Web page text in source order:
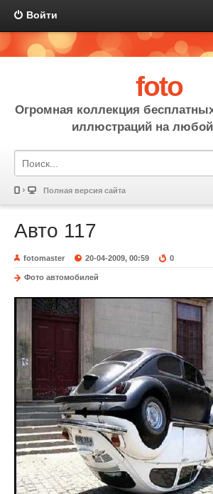
Войти
foto
Огромная коллекция
иллюстраций на
Полная версия сайта
Авто 117
fotomaster 20-04-2009, 00:59 0
Фото автомобилей